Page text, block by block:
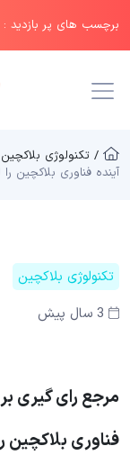
برچسب های پر بازدید :
/ تکنولوژی
آینده فناوری بلاکچین
تکنولوژی بلاکچین
3 سال پیش
مرجع رای گیری
فناوری بلاکچین